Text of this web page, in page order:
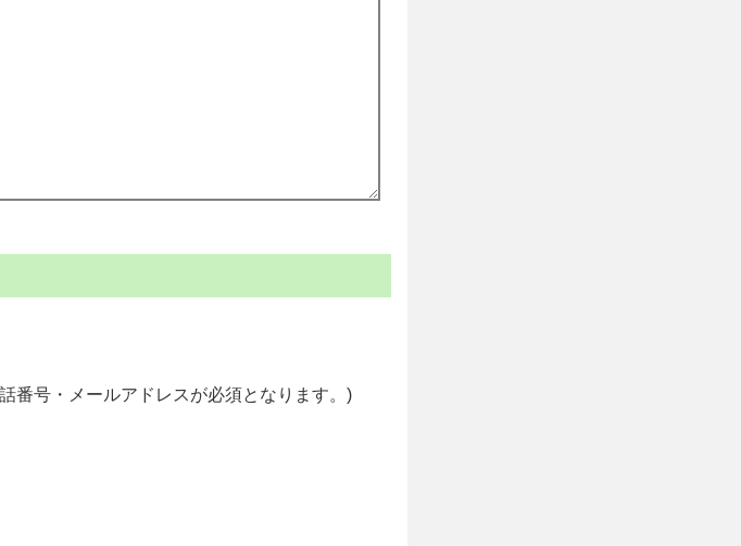
番号・メールアドレスが必須となります。)